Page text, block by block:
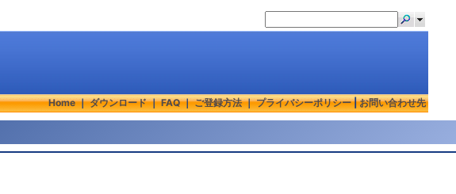
Home｜ダウンロード｜FAQ｜ご登録方法｜プライバシーポリシー|お問い合わせ先